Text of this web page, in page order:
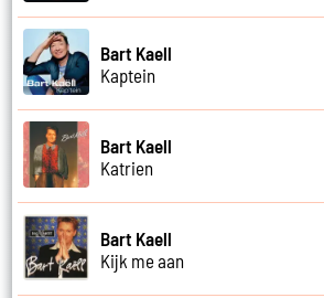
Bart Kaell
Kaptein
Bart Kaell
Katrien
Bart Kaell
Kijk me aan